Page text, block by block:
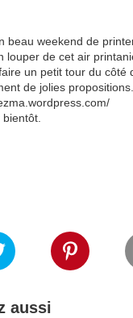
beau weekend de
louper de cet air
un petit tour du côté
de jolies propositions.
aussi